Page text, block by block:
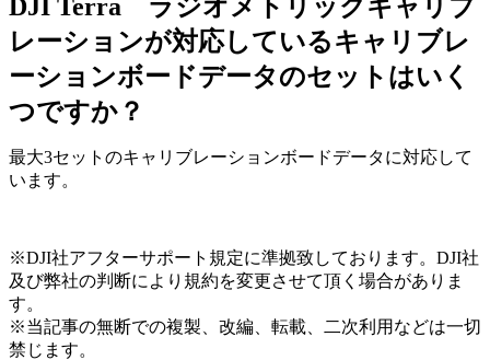
DJI Terra ラジオメトリックキャリブ
レーションが対応しているキャリブレ
ーションボードデータのセットはいく
つですか？
最大3セットのキャリブレーションボードデータに対応して
います。
※DJI社アフターサポート規定に準拠致しております。DJI社
及び弊社の判断により規約を変更させて頂く場合がありま
す。
※当記事の無断での複製、改編、転載、二次利用などは一切
禁じます。